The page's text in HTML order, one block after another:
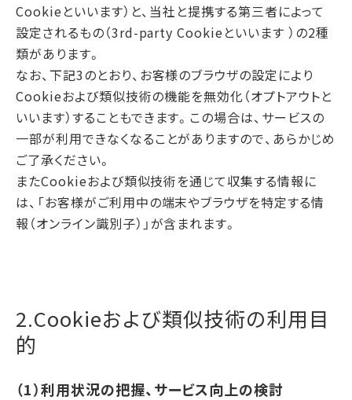
Cookieといいます）と、当社と提携する第三者によって
設定されるもの（3rd-party Cookieといいます ）の2種
類があります。
なお、下記3のとおり、お客様のブラウザの設定により
Cookieおよび類似技術の機能を無効化（オプトアウトと
いいます）することもできます。この場合は、サービスの
一部が利用できなくなることがありますので、あらかじめ
ご了承ください。
またCookieおよび類似技術を通じて収集する情報に
は、「お客様がご利用中の端末やブラウザを特定する情
報（オンライン識別子）」が含まれます。
2.Cookieおよび類似技術の利用目
的
（1）利用状況の把握、サービス向上の検討